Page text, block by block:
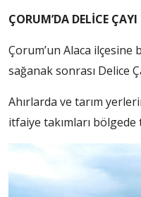
ÇORUM’DA DELİCE
Çorum’un Alaca ilçesine
sağanak sonrası Delice
Ahırlarda ve tarım
itfaiye takımları bölgede